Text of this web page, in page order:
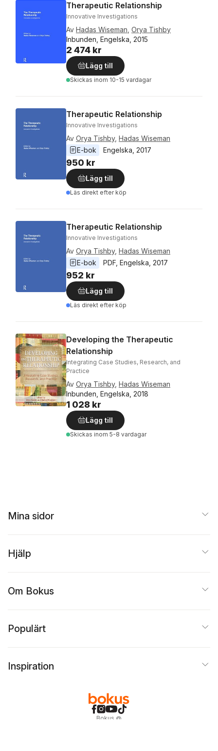
Therapeutic Relationship
Innovative Investigations
Av Hadas Wiseman Orya Tishby
Inbunden, Engelska, 2015
2 474 kr
Lägg till
Skickas inom 10-15 vardagar
Therapeutic Relationship
Innovative Investigations
Av Orya Tishby, Hadas Wiseman
E-bok
Engelska 2017
950 kr
Lägg till
Läs direkt efter köp
Therapeutic Relationship
Innovative Investigations
Av Orya Tishby, Hadas Wiseman
E-bok
PDF Engelska 2017
952 kr
Lägg till
Läs direkt efter köp
Developing the Therapeutic
Relationship
Integrating Case Studies, Research, and
Practice
Av Orya Tishby, Hadas Wiseman
Inbunden, Engelska, 2018
1 028 kr
Lägg till
Skickas inom 5-8 vardagar
Mina sidor
Hjälp
Om Bokus
Populärt
Inspiration
Bokus @